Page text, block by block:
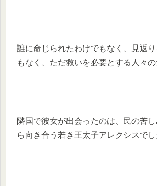
誰に命じられたわけでもなく、見返
もなく、ただ救いを必要とする人々の
隣国で彼女が出会ったのは、民の苦
ら向き合う若き王太子アレクシスでし